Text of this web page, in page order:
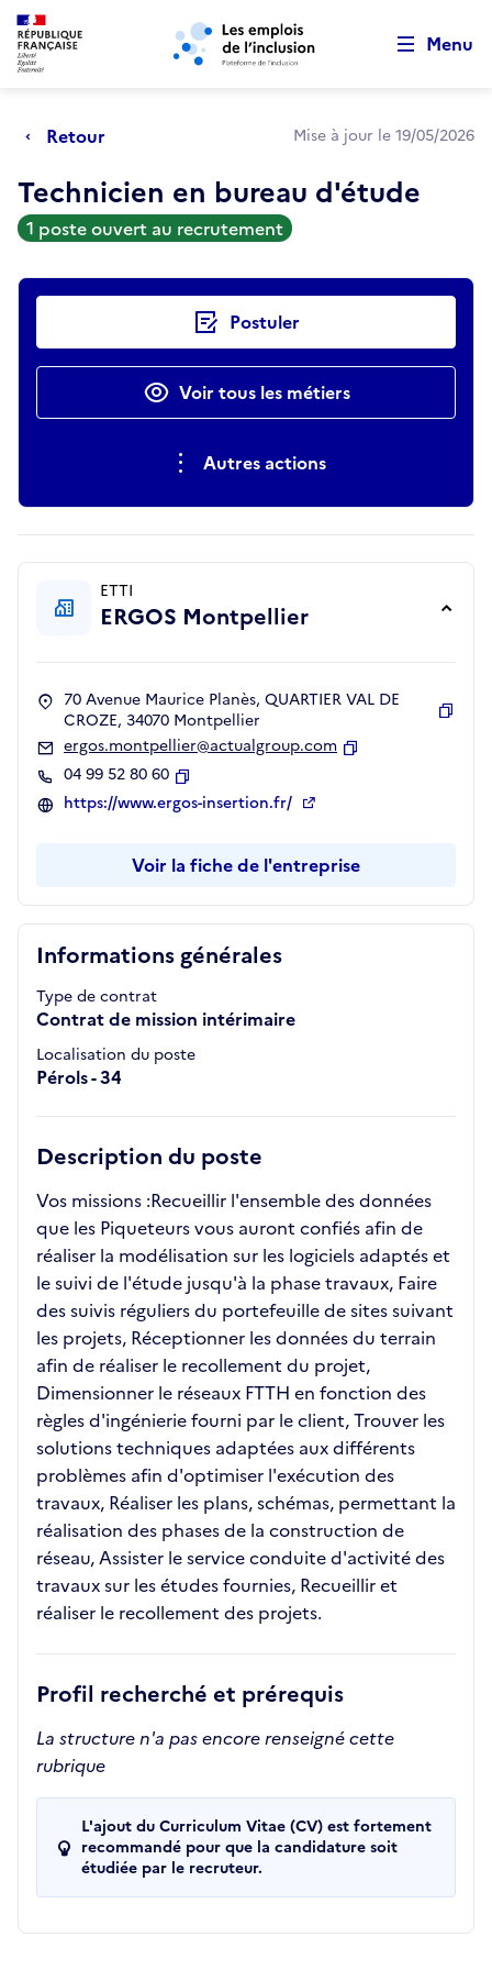
Aller au menu principal Aller au contenu principal
Menu
Retour Mise à jour le 19/05/2026
Technicien en bureau d'étude
1 poste ouvert au recrutement
Actions rapides Postuler
Voir tous les métiers
Autres actions
Informations générales
Type de contrat
Contrat de mission intérimaire
Localisation du poste
Pérols - 34
Description du poste
Vos missions :Recueillir l'ensemble des données
que les Piqueteurs vous auront confiés afin de
réaliser la modélisation sur les logiciels adaptés et
le suivi de l'étude jusqu'à la phase travaux, Faire
des suivis réguliers du portefeuille de sites suivant
les projets, Réceptionner les données du terrain
afin de réaliser le recollement du projet,
Dimensionner le réseaux FTTH en fonction des
règles d'ingénierie fourni par le client, Trouver les
solutions techniques adaptées aux différents
problèmes afin d'optimiser l'exécution des
travaux, Réaliser les plans, schémas, permettant la
réalisation des phases de la construction de
réseau, Assister le service conduite d'activité des
travaux sur les études fournies, Recueillir et
réaliser le recollement des projets.
Profil recherché et prérequis
La structure n'a pas encore renseigné cette
rubrique
L'ajout du Curriculum Vitae (CV) est fortement
recommandé pour que la candidature soit
étudiée par le recruteur.
ETTI
ERGOS Montpellier
70 Avenue Maurice Planès, QUARTIER VAL DE
CROZE, 34070 Montpellier
ergos.montpellier@actualgroup.com
04 99 52 80 60
Copier
https://www.ergos-insertion.fr/
Voir la fiche de l'entreprise
Retour au début de la page
Panneau de gestion des cookies